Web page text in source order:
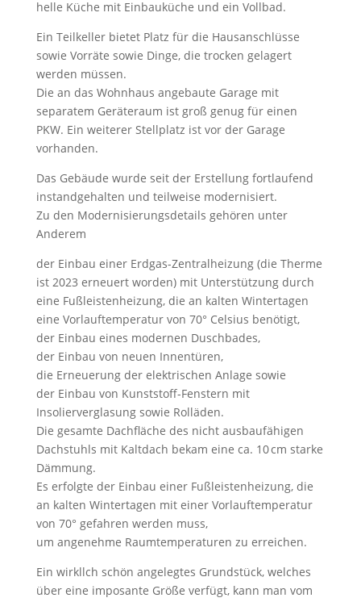
helle Küche mit Einbauküche und ein Vollbad.
Ein Teilkeller bietet Platz für die Hausanschlüsse
sowie Vorräte sowie Dinge, die trocken gelagert
werden müssen.
Die an das Wohnhaus angebaute Garage mit
separatem Geräteraum ist groß genug für einen
PKW. Ein weiterer Stellplatz ist vor der Garage
vorhanden.
Das Gebäude wurde seit der Erstellung fortlaufend
instandgehalten und teilweise modernisiert.
Zu den Modernisierungsdetails gehören unter
Anderem
der Einbau einer Erdgas-Zentralheizung (die Therme
ist 2023 erneuert worden) mit Unterstützung durch
eine Fußleistenheizung, die an kalten Wintertagen
eine Vorlauftemperatur von 70° Celsius benötigt,
der Einbau eines modernen Duschbades,
der Einbau von neuen Innentüren,
die Erneuerung der elektrischen Anlage sowie
der Einbau von Kunststoff-Fenstern mit
Insolierverglasung sowie Rolläden.
Die gesamte Dachfläche des nicht ausbaufähigen
Dachstuhls mit Kaltdach bekam eine ca. 10 cm starke
Dämmung.
Es erfolgte der Einbau einer Fußleistenheizung, die
an kalten Wintertagen mit einer Vorlauftemperatur
von 70° gefahren werden muss,
um angenehme Raumtemperaturen zu erreichen.
Ein wirkllch schön angelegtes Grundstück, welches
über eine imposante Größe verfügt, kann man vom